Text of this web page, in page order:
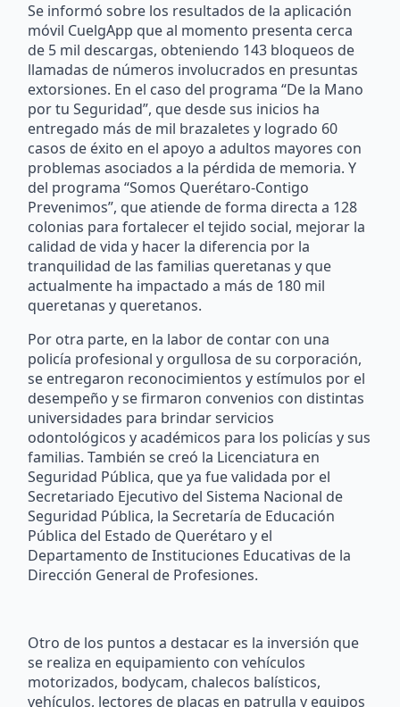
Se informó sobre los resultados de la aplicación
móvil CuelgApp que al momento presenta cerca
de 5 mil descargas, obteniendo 143 bloqueos de
llamadas de números involucrados en presuntas
extorsiones. En el caso del programa “De la Mano
por tu Seguridad”, que desde sus inicios ha
entregado más de mil brazaletes y logrado 60
casos de éxito en el apoyo a adultos mayores con
problemas asociados a la pérdida de memoria. Y
del programa “Somos Querétaro-Contigo
Prevenimos”, que atiende de forma directa a 128
colonias para fortalecer el tejido social, mejorar la
calidad de vida y hacer la diferencia por la
tranquilidad de las familias queretanas y que
actualmente ha impactado a más de 180 mil
queretanas y queretanos.
Por otra parte, en la labor de contar con una
policía profesional y orgullosa de su corporación,
se entregaron reconocimientos y estímulos por el
desempeño y se firmaron convenios con distintas
universidades para brindar servicios
odontológicos y académicos para los policías y sus
familias. También se creó la Licenciatura en
Seguridad Pública, que ya fue validada por el
Secretariado Ejecutivo del Sistema Nacional de
Seguridad Pública, la Secretaría de Educación
Pública del Estado de Querétaro y el
Departamento de Instituciones Educativas de la
Dirección General de Profesiones.
Otro de los puntos a destacar es la inversión que
se realiza en equipamiento con vehículos
motorizados, bodycam, chalecos balísticos,
vehículos, lectores de placas en patrulla y equipos